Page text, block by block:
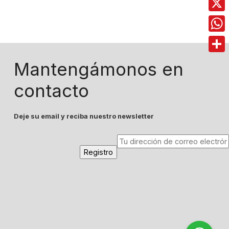
Mantengámonos en
contacto
Deje su email y reciba nuestro newsletter
X